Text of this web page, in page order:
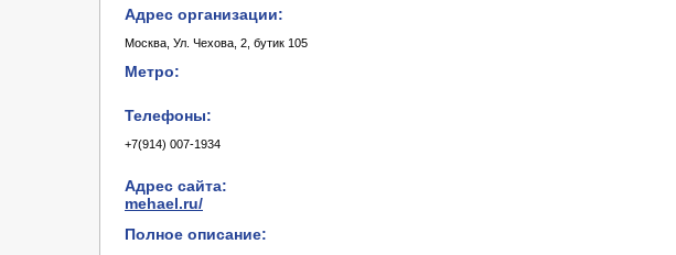
Адрес организации:
Москва, Ул. Чехова, 2, бутик 105
Метро:
Телефоны:
+7(914) 007-1934
Адрес сайта:
mehael.ru/
Полное описание: